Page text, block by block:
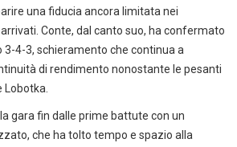
una fiducia ancora limitata nei
Conte, dal canto suo, ha confermato
3-4-3, schieramento che continua a
di rendimento nonostante le pesanti
Lobotka.
la gara fin dalle prime battute con un
che ha tolto tempo e spazio alla